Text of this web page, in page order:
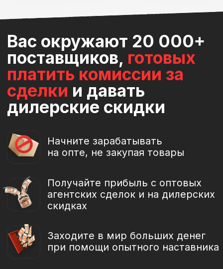
доход с одной сделки — 25 тыс.
поставщиков. Агентские
сделки приносят дополнительный
доход до 300 тыс. в месяц.
Раньше я продавал сапборды на
Авито
Проходя обучение перешел на
оптовые
продажи пиломатериалов и угля.
Теперь мой средний доход с каждой
отдал мне все продажи своего
производства.
Владислав